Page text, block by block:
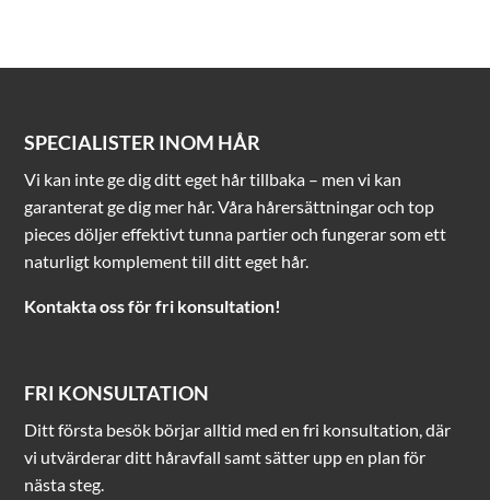
SPECIALISTER INOM HÅR
Vi kan inte ge dig ditt eget hår tillbaka – men vi kan
garanterat ge dig mer hår. Våra hårersättningar och top
pieces döljer effektivt tunna partier och fungerar som ett
naturligt komplement till ditt eget hår.
Kontakta oss för fri konsultation!
FRI KONSULTATION
Ditt första besök börjar alltid med en fri konsultation, där
vi utvärderar ditt håravfall samt sätter upp en plan för
nästa steg.